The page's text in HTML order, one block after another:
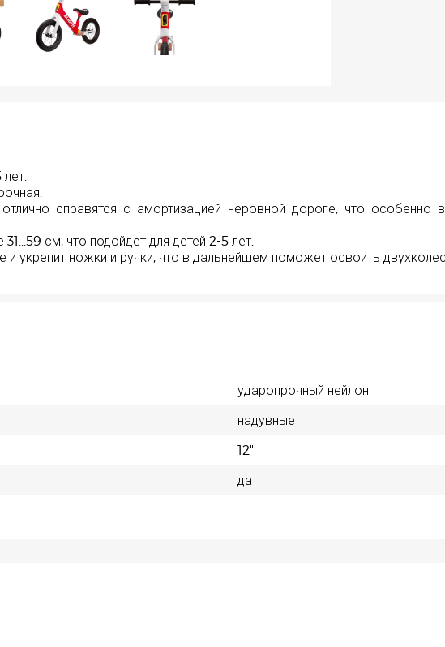
справятся с амортизацией неровной дороге, что особенно
см, что подойдет для детей 2-5 лет.
и укрепит ножки и ручки, что в дальнейшем поможет освоить
ударопрочный нейлон
надувные
12"
да